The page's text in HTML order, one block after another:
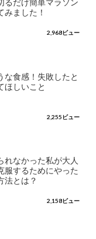
るだけ簡単マラソン
みました！
2,968ビュー
な食感！失敗したと
ほしいこと
2,255ビュー
れなかった私が大人
服するためにやった
法とは？
2,158ビュー